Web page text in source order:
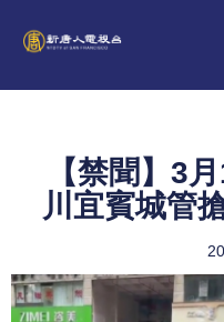
【禁聞】3
川宜賓城管